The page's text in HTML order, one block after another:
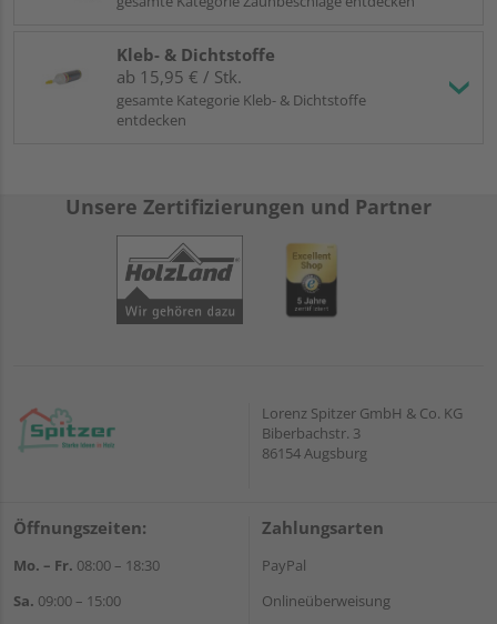
Kleb- & Dichtstoffe
ab 15,95 € / Stk.
gesamte Kategorie Kleb- & Dichtstoffe
entdecken
Unsere Zertifizierungen und Partner
Lorenz Spitzer GmbH & Co. KG
Biberbachstr. 3
86154 Augsburg
Öffnungszeiten:
Mo. – Fr. 08:00 – 18:30
Sa. 09:00 – 15:00
Zahlungsarten
PayPal
Onlineüberweisung